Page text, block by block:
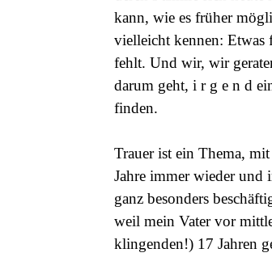
kann, wie es früher
vielleicht kennen: Etwas
fehlt. Und wir, wir
darum geht, i r g e n d
finden.
Trauer ist ein Thema,
Jahre immer wieder und
ganz besonders
weil mein Vater vor
klingenden!) 17 Jahren